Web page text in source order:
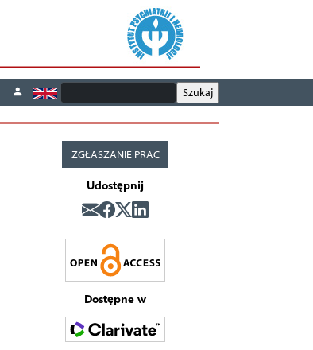
ZGŁASZANIE PRAC
Udostępnij
Dostępne w